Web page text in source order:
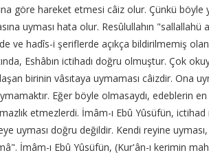
göre hareket etmesi câiz olur. Çünkü
uyması hata olur. Resûlullahın
ve hadîs-i şeriflerde açıkça bildirilmemiş olan
Eshâbın ictihadı doğru olmuştur. Çok
birinin vâsıtaya uymaması câizdir. Ona
Eğer böyle olmasaydı, edeblerin
etmezlerdi. İmâm-ı Ebû Yûsüfün,
uyması doğru değildir. Kendi reyine
İmâm-ı Ebû Yûsüfün, (Kur'ân-ı kerimin